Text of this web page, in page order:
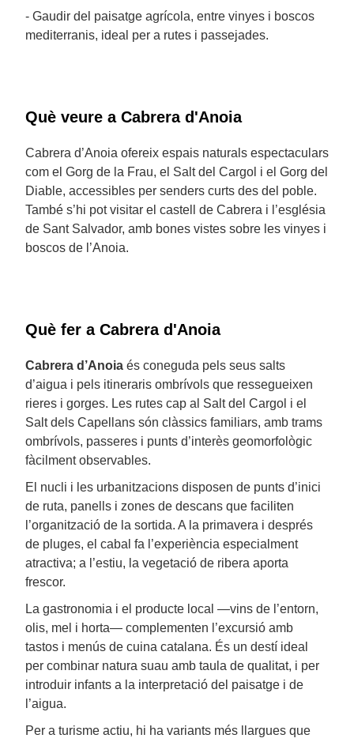
- Gaudir del paisatge agrícola, entre vinyes i boscos
mediterranis, ideal per a rutes i passejades.
Què veure a Cabrera d'Anoia
Cabrera d’Anoia ofereix espais naturals espectaculars
com el Gorg de la Frau, el Salt del Cargol i el Gorg del
Diable, accessibles per senders curts des del poble.
També s’hi pot visitar el castell de Cabrera i l’església
de Sant Salvador, amb bones vistes sobre les vinyes i
boscos de l’Anoia.
Què fer a Cabrera d'Anoia
Cabrera d’Anoia és coneguda pels seus salts
d’aigua i pels itineraris ombrívols que ressegueixen
rieres i gorges. Les rutes cap al Salt del Cargol i el
Salt dels Capellans són clàssics familiars, amb trams
ombrívols, passeres i punts d’interès geomorfològic
fàcilment observables.
El nucli i les urbanitzacions disposen de punts d’inici
de ruta, panells i zones de descans que faciliten
l’organització de la sortida. A la primavera i després
de pluges, el cabal fa l’experiència especialment
atractiva; a l’estiu, la vegetació de ribera aporta
frescor.
La gastronomia i el producte local —vins de l’entorn,
olis, mel i horta— complementen l’excursió amb
tastos i menús de cuina catalana. És un destí ideal
per combinar natura suau amb taula de qualitat, i per
introduir infants a la interpretació del paisatge i de
l’aigua.
Per a turisme actiu, hi ha variants més llargues que